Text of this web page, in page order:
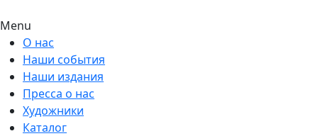
Menu
О нас
Наши события
Наши издания
Пресса о нас
Художники
Каталог